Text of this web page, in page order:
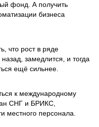
фонд. А получить
бизнеса
что рост в ряде
замедлится, и тогда
ещё сильнее.
к международному
СНГ и БРИКС,
местного персонала.